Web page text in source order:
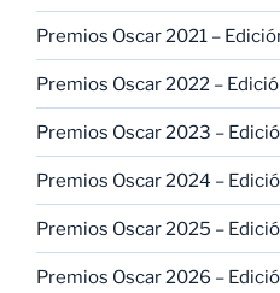
Premios Oscar 2021 –
Premios Oscar 2022 –
Premios Oscar 2023 –
Premios Oscar 2024 –
Premios Oscar 2025 –
Premios Oscar 2026 –